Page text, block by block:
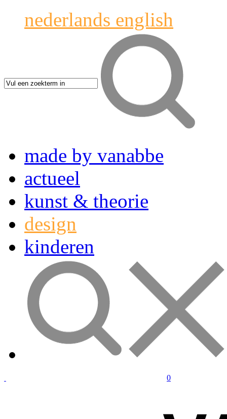
nederlands english
made by vanabbe
actueel
kunst & theorie
design
kinderen
0